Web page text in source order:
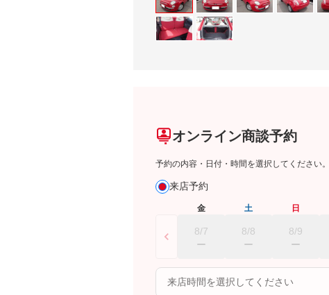
オンライン商談予約
予約の内容・日付・時間を選択してください。
来店予約
金
8/7
土
8/8
日
8/9